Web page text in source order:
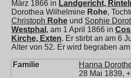
März 1866 in Landgericht,
Dorothea Wilhelmine Rohe,
Christoph Rohe und Sophie
Westphal , am 1 April 1866 in
Kirche, Exten. Er stirbt an am 6
Alter von 52. Er wird begraben
Familie Hanna
28 Mai 1839,